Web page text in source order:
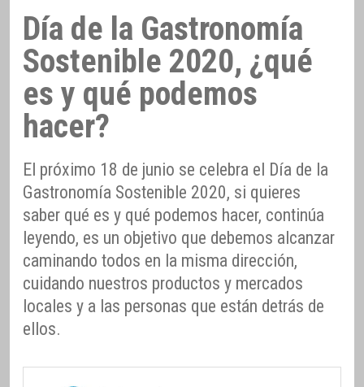
Día de la Gastronomía
Sostenible 2020, ¿qué
es y qué podemos
hacer?
El próximo 18 de junio se celebra el Día de la
Gastronomía Sostenible 2020, si quieres
saber qué es y qué podemos hacer, continúa
leyendo, es un objetivo que debemos alcanzar
caminando todos en la misma dirección,
cuidando nuestros productos y mercados
locales y a las personas que están detrás de
ellos.